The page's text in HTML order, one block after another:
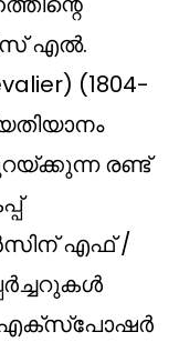
എൽ.
(1804-
രണ്ട്
എഫ് /
എക്സ്പോഷർ